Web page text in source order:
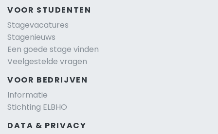
VOOR STUDENTEN
Stagevacatures
Stagenieuws
Een goede stage vinden
Veelgestelde vragen
VOOR BEDRIJVEN
Informatie
Stichting ELBHO
DATA & PRIVACY